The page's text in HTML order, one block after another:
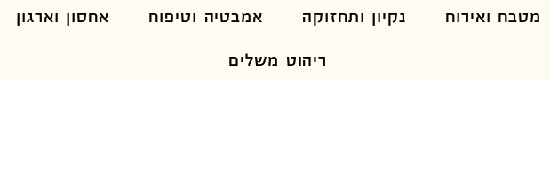
מטבח ואירוח נקיון ותחזוקה אמבטיה וטיפוח אחסון וארגון
ריהוט משלים